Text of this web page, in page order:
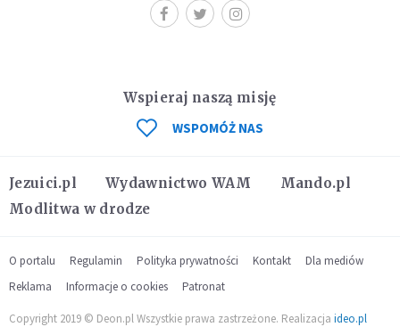
Jezuici.pl Wydawnictwo WAM
Mando.pl
Modlitwa w drodze
Wspieraj naszą misję
WSPOMÓŻ NAS
O portalu Regulamin Polityka prywatności Kontakt
Dla mediów
Reklama
Informacje o cookies Patronat
Copyright 2019 © Deon.pl Wszystkie prawa zastrzeżone. Realizacja ideo.pl